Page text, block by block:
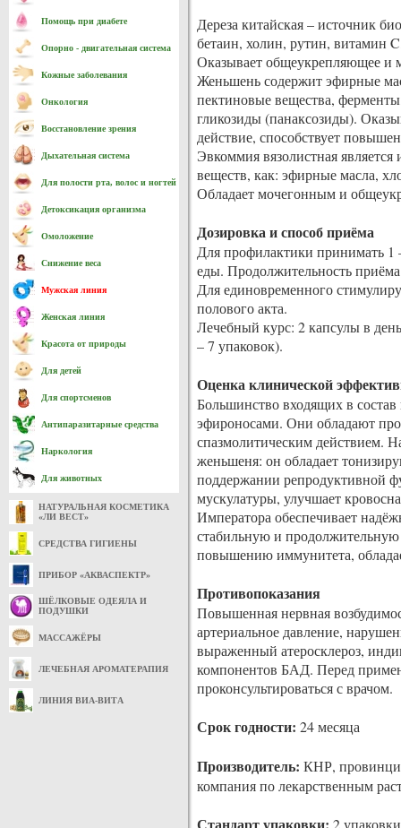
Помощь при диабете
Опорно - двигательная система
Кожные заболевания
Онкология
Восстановление зрения
Дыхательная система
Для полости рта, волос и ногтей
Детоксикация организма
Омоложение
Снижение веса
Мужская линия
Женская линия
Красота от природы
Для детей
Для спортсменов
Антипаразитарные средства
Наркология
Для животных
НАТУРАЛЬНАЯ КОСМЕТИКА
«ЛИ ВЕСТ»
СРЕДСТВА ГИГИЕНЫ
ПРИБОР «АКВАСПЕКТР»
ШЁЛКОВЫЕ ОДЕЯЛА И
ПОДУШКИ
МАССАЖЁРЫ
ЛЕЧЕБНАЯ АРОМАТЕРАПИЯ
ЛИНИЯ ВИА-ВИТА
Дереза китайская – источник
бетаин, холин, рутин, витамин
Оказывает общеукрепляющее и
Женьшень содержит эфирные
пектиновые вещества,
гликозиды (панаксозиды).
действие, способствует
Эвкоммия вязолистная
веществ, как: эфирные масла,
Обладает мочегонным и
Дозировка и способ приёма
Для профилактики принимать 1
еды. Продолжительность
Для единовременного
полового акта.
Лечебный курс: 2 капсулы в
– 7 упаковок).
Оценка клинической
Большинство входящих в состав
эфироносами. Они обладают
спазмолитическим действием.
женьшеня: он обладает
поддержании репродуктивной
мускулатуры, улучшает
Императора обеспечивает
стабильную и
повышению иммунитета,
Противопоказания
Повышенная нервная
артериальное давление,
выраженный атеросклероз,
компонентов БАД. Перед
проконсультироваться с врачом.
Срок годности: 24 месяца
Производитель: КНР,
компания по лекарственным
2